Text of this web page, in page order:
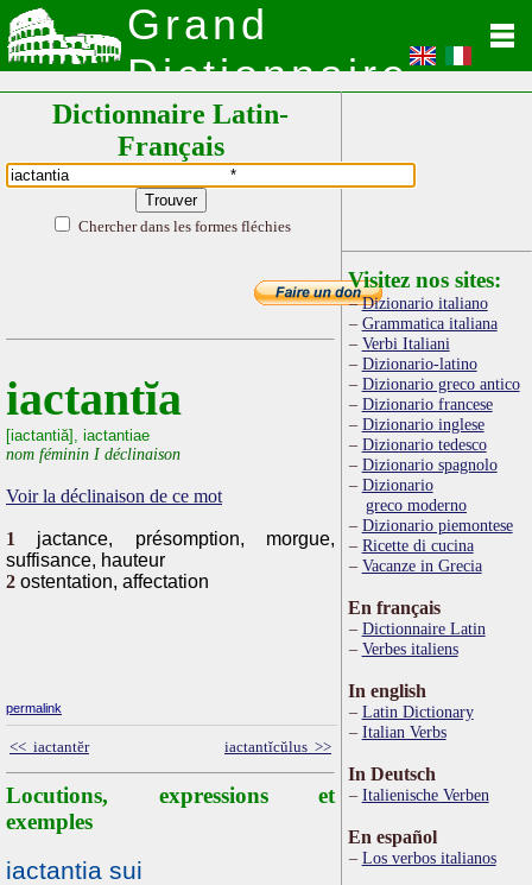
Grand
Dictionnaire
Latin
Dictionnaire Latin-
Français
Chercher dans les formes fléchies
iactantĭa
[iactantiă], iactantiae
nom féminin I déclinaison
Voir la déclinaison de ce mot
1
jactance, présomption, morgue,
suffisance, hauteur
2 ostentation, affectation
permalink
<< iactantĕr iactantĭcŭlus >>
Locutions, expressions et
exemples
iactantia sui
Visitez nos sites:
Dizionario italiano
Grammatica italiana
Verbi Italiani
Dizionario-latino
Dizionario greco antico
Dizionario francese
Dizionario inglese
Dizionario tedesco
Dizionario spagnolo
Dizionario
greco moderno
Dizionario piemontese
Ricette di cucina
Vacanze in Grecia
En français
Dictionnaire Latin
Verbes italiens
In english
Latin Dictionary
Italian Verbs
In Deutsch
Italienische Verben
En español
Los verbos italianos